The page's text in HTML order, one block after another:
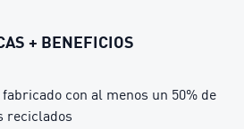
+ BENEFICIOS
con al menos un 50% de
reciclados